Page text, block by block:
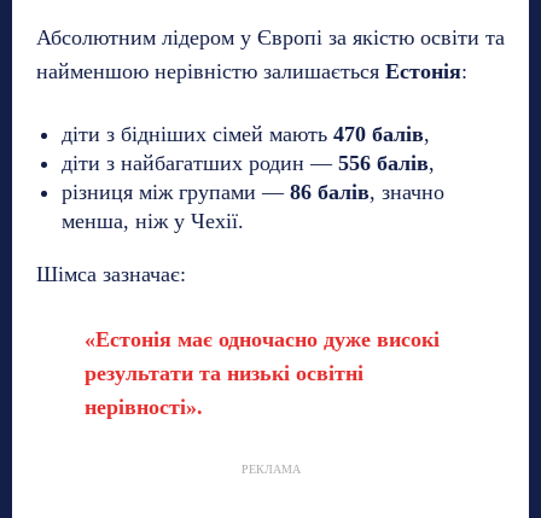
Абсолютним лідером у Європі за якістю освіти та
найменшою нерівністю залишається Естонія:
діти з бідніших сімей мають 470 балів,
діти з найбагатших родин — 556 балів,
різниця між групами — 86 балів, значно
менша, ніж у Чехії.
Шімса зазначає:
«Естонія має одночасно дуже високі
результати та низькі освітні
нерівності».
РЕКЛАМА